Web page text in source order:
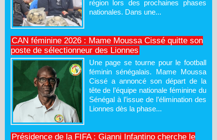
région lors des prochaines phases
nationales. Dans une...
CAN féminine 2026 : Mame Moussa Cissé quitte son
poste de sélectionneur des Lionnes
Une page se tourne pour le football
féminin sénégalais. Mame Moussa
Cissé a annoncé son départ de la
tête de l’équipe nationale féminine du
Sénégal à l’issue de l’élimination des
Lionnes dès la phase...
Présidence de la FIFA : Gianni Infantino cherche le